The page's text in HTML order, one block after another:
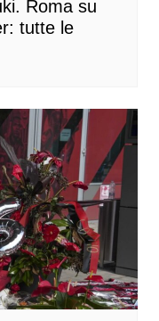
Roma su
tutte le